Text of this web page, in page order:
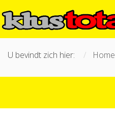
U bevindt zich hier: Home